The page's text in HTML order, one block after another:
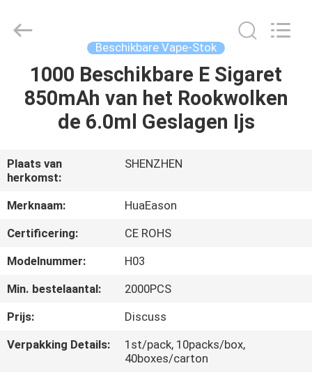
HUIS
PRODUCTEN
VIDEO'S
ONGEVEER
ONS
KWALITEITSCONTROLE
Rights
Beschikbare Vape-Stok
1000 Beschikbare E Sigaret
850mAh van het Rookwolken
de 6.0ml Geslagen Ijs
Plaats van
herkomst:
SHENZHEN
Merknaam:
HuaEason
Certificering:
CE ROHS
Modelnummer:
H03
Min. bestelaantal:
2000PCS
Prijs:
Discuss
Verpakking Details:
1st/pack, 10packs/box,
40boxes/carton